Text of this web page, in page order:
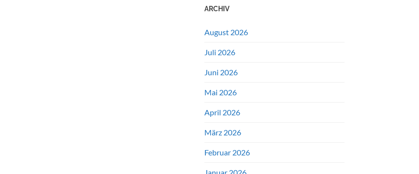
ARCHIV
August 2026
Juli 2026
Juni 2026
Mai 2026
April 2026
März 2026
Februar 2026
Januar 2026